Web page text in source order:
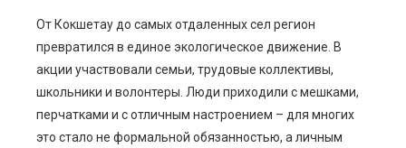
От Кокшетау до самых отдаленных сел регион
превратился в единое экологическое движение. В
акции участвовали семьи, трудовые коллективы,
школьники и волонтеры. Люди приходили с мешками,
перчатками и с отличным настроением – для многих
это стало не формальной обязанностью, а личным